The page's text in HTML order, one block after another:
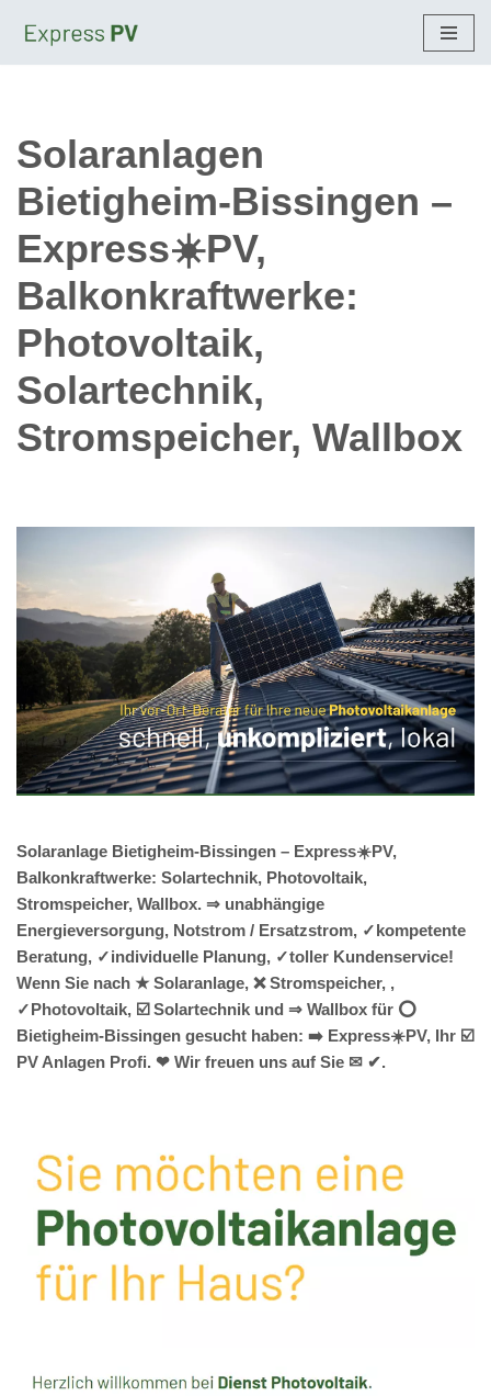
Solaranlagen
Bietigheim-Bissingen –
Express☀️PV,
Balkonkraftwerke:
Photovoltaik,
Solartechnik,
Stromspeicher, Wallbox
Solaranlage Bietigheim-Bissingen – Express☀️PV,
Balkonkraftwerke: Solartechnik, Photovoltaik,
Stromspeicher, Wallbox. ⇒ unabhängige
Energieversorgung, Notstrom / Ersatzstrom, ✓kompetente
Beratung, ✓individuelle Planung, ✓toller Kundenservice!
Wenn Sie nach ★ Solaranlage, ❌ Stromspeicher, ,
✓Photovoltaik, ☑️ Solartechnik und ⇒ Wallbox für ⭕
Bietigheim-Bissingen gesucht haben: ➡️ Express☀️PV️, Ihr ☑️
PV Anlagen Profi. ❤ Wir freuen uns auf Sie ✉ ✔.